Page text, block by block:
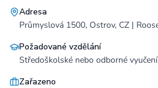
Adresa
Průmyslová 1500, Ostrov, CZ |
Požadované vzdělání
Středoškolské nebo odborné
Zařazeno